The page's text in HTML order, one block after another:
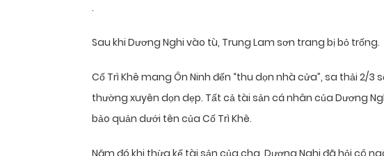
.
Sau khi Dương Nghi vào tù, Trung Lam sơn trang bị bỏ trống.
Cố Trì Khê mang Ôn Ninh đến “thu dọn nhà cửa”, sa thải 2/3
thường xuyên dọn dẹp. Tất cả tài sản cá nhân của Dương
bảo quản dưới tên của Cố Trì Khê.